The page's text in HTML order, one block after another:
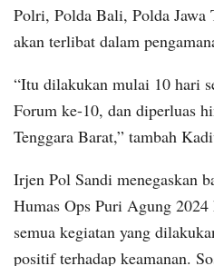
Polri, Polda Bali, Polda
akan terlibat dalam
“Itu dilakukan mulai 10 hari
Forum ke-10, dan diperluas
Tenggara Barat,” tambah
Irjen Pol Sandi menegaskan
Humas Ops Puri Agung 2024
semua kegiatan yang
positif terhadap keamanan.